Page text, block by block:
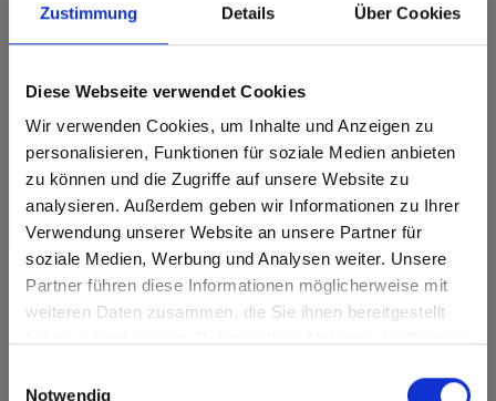
Zustimmung Details Über Cookies
Diese Webseite verwendet Cookies
Wir verwenden Cookies, um Inhalte und Anzeigen zu
personalisieren, Funktionen für soziale Medien anbieten
zu können und die Zugriffe auf unsere Website zu
analysieren. Außerdem geben wir Informationen zu Ihrer
Verwendung unserer Website an unsere Partner für
soziale Medien, Werbung und Analysen weiter. Unsere
Partner führen diese Informationen möglicherweise mit
weiteren Daten zusammen, die Sie ihnen bereitgestellt
Notwendig
Are you based in the États-Unis?
Go to the Fundermax North America website directly from
Max stratifiés décoratifs - HPL
Max stratifiés décoratifs - HPL Noyau marron
0071 Fresco MT Matt
Nous sommes là pour vous aider!